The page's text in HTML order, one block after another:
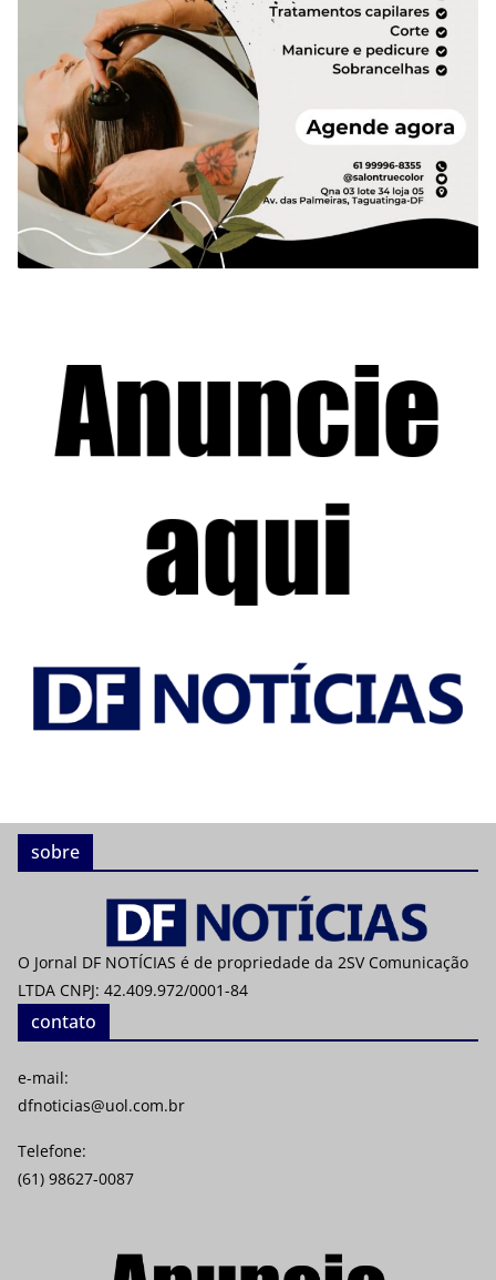
sobre
O Jornal DF NOTÍCIAS é de propriedade da 2SV Comunicação
LTDA CNPJ: 42.409.972/0001-84
contato
e-mail:
dfnoticias@uol.com.br
Telefone:
(61) 98627-0087